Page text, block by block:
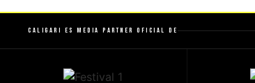
Caligari es Media Partner Oficial de